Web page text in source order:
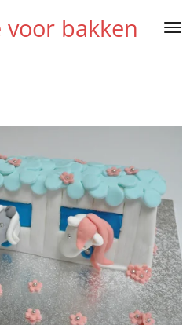
voor bakken